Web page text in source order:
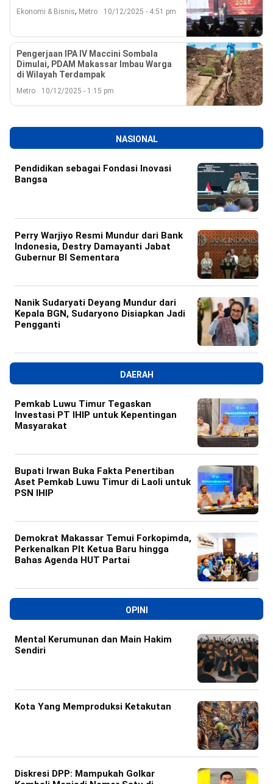
Ekonomi & Bisnis, Metro 10/12/2025 - 4:51 pm
Pengerjaan IPA IV Maccini Sombala
Dimulai, PDAM Makassar Imbau Warga
di Wilayah Terdampak
Metro 10/12/2025 - 1:15 pm
NASIONAL
Pendidikan sebagai Fondasi Inovasi
Bangsa
Perry Warjiyo Resmi Mundur dari Bank
Indonesia, Destry Damayanti Jabat
Gubernur BI Sementara
Nanik Sudaryati Deyang Mundur dari
Kepala BGN, Sudaryono Disiapkan Jadi
Pengganti
DAERAH
Pemkab Luwu Timur Tegaskan
Investasi PT IHIP untuk Kepentingan
Masyarakat
Bupati Irwan Buka Fakta Penertiban
Aset Pemkab Luwu Timur di Laoli untuk
PSN IHIP
Demokrat Makassar Temui Forkopimda,
Perkenalkan Plt Ketua Baru hingga
Bahas Agenda HUT Partai
OPINI
Mental Kerumunan dan Main Hakim
Sendiri
Kota Yang Memproduksi Ketakutan
Diskresi DPP: Mampukah Golkar